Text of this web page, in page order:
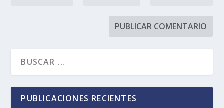
PUBLICACIONES RECIENTES